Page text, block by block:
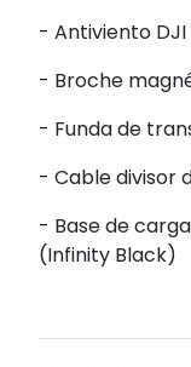
- Antiviento
- Broche
- Funda de
- Cable divisor
- Base de
(Infinity Black)